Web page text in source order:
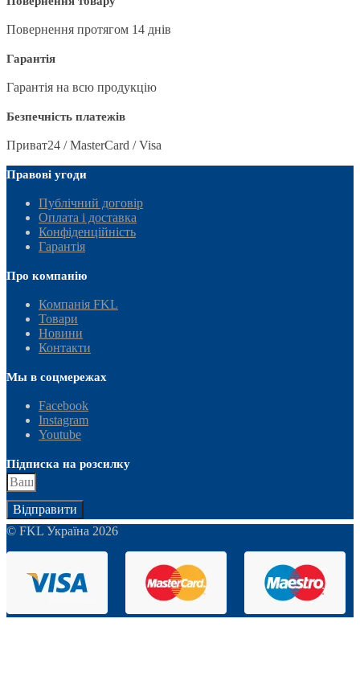
Повернення протягом 14 днів
Гарантія
Гарантія на всю продукцію
Безпечність платежів
Приват24 / MasterCard / Visa
Правові угоди
Публічний договір
Оплата і доставка
Конфіденційність
Гарантія
Про компанію
Компанія FKL
Товари
Новини
Контакти
Мы в соцмережах
Facebook
Instagram
Youtube
Підписка на розсилку
Відправити
© FKL Україна 2026